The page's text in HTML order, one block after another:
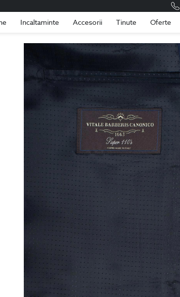
Incaltaminte Accesorii Tinute Oferte
Romania